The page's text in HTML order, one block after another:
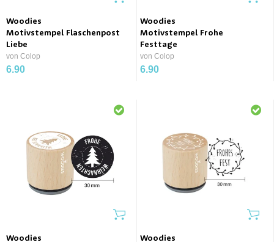
Woodies
Motivstempel Flaschenpost
Liebe
von Colop
6.90
Woodies
Motivstempel Frohe
Festtage
von Colop
6.90
Woodies
Woodies